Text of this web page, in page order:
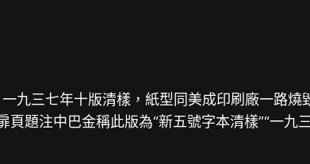
九三七年十版清樣，紙型同美成印刷廠一路
題注中巴金稱此版為“新五號字本清樣”“一